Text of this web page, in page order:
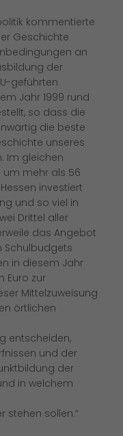
kommentierte
Geschichte
an
der
geführten
Jahr 1999 rund
so dass die
die beste
unseres
Im gleichen
mehr als 56
investiert
und so viel in
Drittel aller
das Angebot
Schulbudgets
in diesem Jahr
Euro zur
Mittelzuweisung
örtlichen
entscheiden,
und der
der
in welchem
stehen sollen.“